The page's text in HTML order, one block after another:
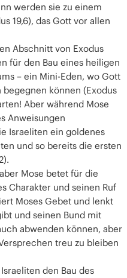
werden sie zu einem
19,6), das Gott vor allen
Abschnitt von Exodus
für den Bau eines heiligen
– ein Mini-Eden, wo Gott
können (Exodus
Aber während Mose
Anweisungen
Israeliten ein goldenes
und so bereits die ersten
Mose betet für die
Charakter und seinen Ruf
Moses Gebet und lenkt
und seinen Bund mit
abwenden können, aber
treu zu bleiben
den Bau des